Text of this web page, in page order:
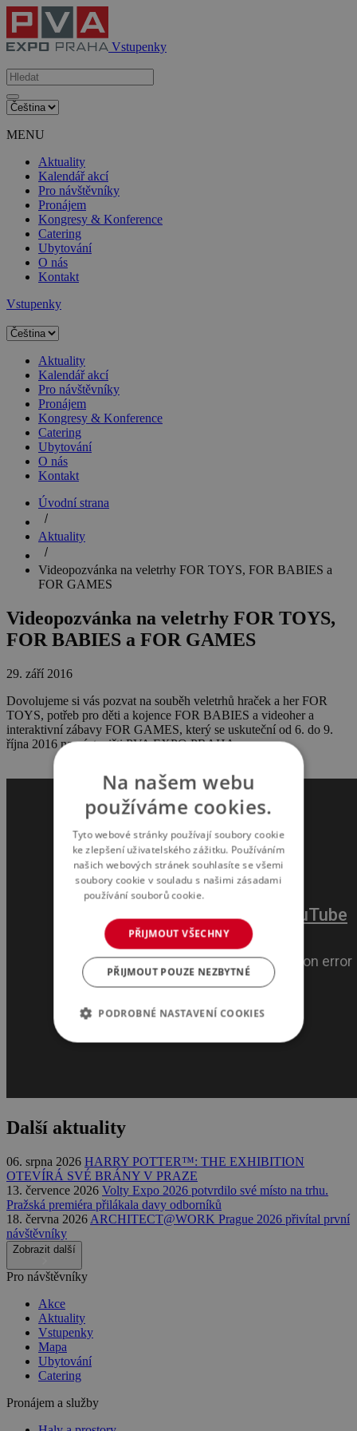
Vstupenky
MENU
Aktuality
Kalendář akcí
Pro návštěvníky
Pronájem
Kongresy & Konference
Catering
Ubytování
O nás
Kontakt
Vstupenky
Aktuality
Kalendář akcí
Pro návštěvníky
Pronájem
Kongresy & Konference
Catering
Ubytování
O nás
Kontakt
Úvodní strana
Aktuality
Videopozvánka na veletrhy FOR TOYS, FOR BABIES a
FOR GAMES
Videopozvánka na veletrhy FOR TOYS,
FOR BABIES a FOR GAMES
29. září 2016
Dovolujeme si vás pozvat na souběh veletrhů hraček a her FOR
TOYS, potřeb pro děti a kojence FOR BABIES a videoher a
interaktivní zábavy FOR GAMES, který se uskuteční od 6. do 9.
října 2016 na výstavišti PVA EXPO PRAHA.
Další aktuality
06. srpna 2026 HARRY POTTER™: THE EXHIBITION
OTEVÍRÁ SVÉ BRÁNY V PRAZE
13. července 2026 Volty Expo 2026 potvrdilo své místo na trhu.
Pražská premiéra přilákala davy odborníků
18. června 2026 ARCHITECT@WORK Prague 2026 přivítal první
návštěvníky
Zobrazit další
Pro návštěvníky
Akce
Aktuality
Vstupenky
Mapa
Ubytování
Catering
Pronájem a služby
Na našem webu
používáme cookies.
Tyto webové stránky používají soubory cookie
ke zlepšení uživatelského zážitku. Používáním
našich webových stránek souhlasíte se všemi
soubory cookie v souladu s našimi zásadami
používání souborů cookie.
PŘIJMOUT VŠECHNY
PŘIJMOUT POUZE NEZBYTNÉ
PODROBNÉ NASTAVENÍ COOKIES